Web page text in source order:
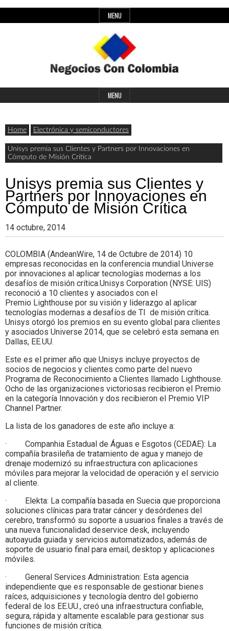
to
MENU
Negocios
con
Colombia
Últimas
noticias,
comunicados
y
actualidad
de
negocios
con
Colombia.
Header
MENU
Home Electrónica y semiconductores
Unisys premia sus Clientes y Partners por Innovaciones en
Cómputo de Misión Crítica
Unisys premia sus Clientes y
Partners por Innovaciones en
Cómputo de Misión Crítica
14 octubre, 2014
COLOMBIA (AndeanWire, 14 de Octubre de 2014) 10
empresas reconocidas en la conferencia mundial Universe
por innovaciones al aplicar tecnologías modernas a los
desafíos de misión crítica.Unisys Corporation (NYSE: UIS)
reconoció a 10 clientes y asociados con el
Premio Lighthouse por su visión y liderazgo al aplicar
tecnologías modernas a desafíos de TI de misión crítica.
Unisys otorgó los premios en su evento global para clientes
y asociados Universe 2014, que se celebró esta semana en
Dallas, EE.UU.
Este es el primer año que Unisys incluye proyectos de
socios de negocios y clientes como parte del nuevo
Programa de Reconocimiento a Clientes llamado Lighthouse.
Ocho de las organizaciones victoriosas recibieron el Premio
en la categoría Innovación y dos recibieron el Premio VIP
Channel Partner.
La lista de los ganadores de este año incluye a:
· Companhia Estadual de Águas e Esgotos (CEDAE): La
compañía brasileña de tratamiento de agua y manejo de
drenaje modernizó su infraestructura con aplicaciones
móviles para mejorar la velocidad de operación y el servicio
al cliente.
· Elekta: La compañía basada en Suecia que proporciona
soluciones clínicas para tratar cáncer y desórdenes del
cerebro, transformó su soporte a usuarios finales a través de
una nueva funcionalidad deservice desk, incluyendo
autoayuda guiada y servicios automatizados, además de
soporte de usuario final para email, desktop y aplicaciones
móviles.
· General Services Administration: Esta agencia
independiente que es responsable de gestionar bienes
raíces, adquisiciones y tecnología dentro del gobierno
federal de los EE.UU., creó una infraestructura confiable,
segura, rápida y altamente escalable para gestionar sus
funciones de misión crítica.